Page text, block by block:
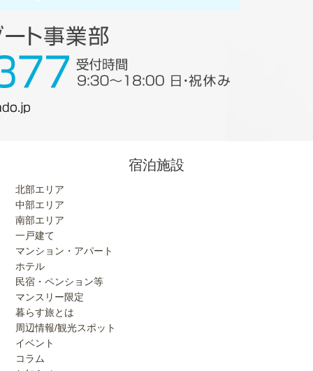
宿泊施設
北部エリア
中部エリア
南部エリア
一戸建て
マンション・アパート
ホテル
民宿・ペンション等
マンスリー限定
暮らす旅とは
周辺情報/観光スポット
イベント
コラム